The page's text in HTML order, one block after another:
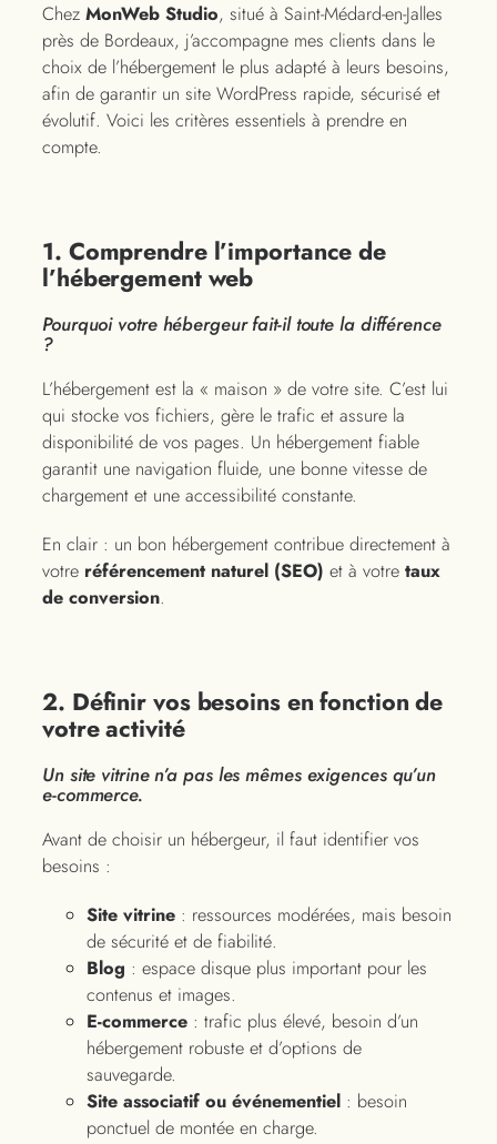
Chez MonWeb Studio, situé à Saint-Médard-en-Jalles
près de Bordeaux, j’accompagne mes clients dans le
choix de l’hébergement le plus adapté à leurs besoins,
afin de garantir un site WordPress rapide, sécurisé et
évolutif. Voici les critères essentiels à prendre en
compte.
1. Comprendre l’importance de
l’hébergement web
Pourquoi votre hébergeur fait-il toute la différence
?
L’hébergement est la « maison » de votre site. C’est lui
qui stocke vos fichiers, gère le trafic et assure la
disponibilité de vos pages. Un hébergement fiable
garantit une navigation fluide, une bonne vitesse de
chargement et une accessibilité constante.
En clair : un bon hébergement contribue directement à
votre référencement naturel (SEO) et à votre taux
de conversion.
2. Définir vos besoins en fonction de
votre activité
Un site vitrine n’a pas les mêmes exigences qu’un
e-commerce.
Avant de choisir un hébergeur, il faut identifier vos
besoins :
Site vitrine : ressources modérées, mais besoin
de sécurité et de fiabilité.
Blog : espace disque plus important pour les
contenus et images.
E-commerce : trafic plus élevé, besoin d’un
hébergement robuste et d’options de
sauvegarde.
Site associatif ou événementiel : besoin
ponctuel de montée en charge.